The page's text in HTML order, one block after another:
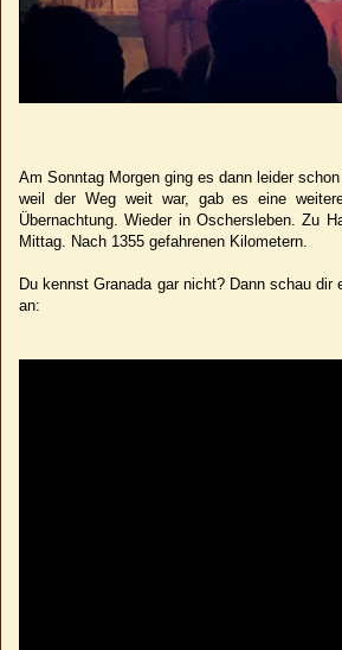
Am Sonntag Morgen ging es dann leider
weil der Weg weit war, gab es eine
Übernachtung. Wieder in Oschersleben. Zu
Mittag. Nach 1355 gefahrenen Kilometern.
Du kennst Granada gar nicht? Dann schau dir
an: